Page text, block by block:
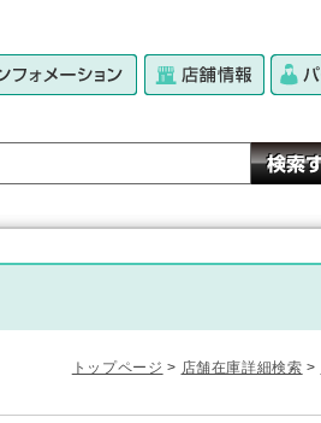
トップページ > 店舗在庫詳細検索 >